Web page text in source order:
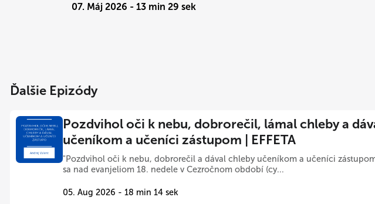
07. Máj 2026 - 13 min 29 sek
Ďalšie Epizódy
Pozdvihol oči k nebu, dobrorečil, lámal chleby a
učeníkom a učeníci zástupom | EFFETA
"Pozdvihol oči k nebu, dobrorečil a dával chleby učeníkom a učeníci
sa nad evanjeliom 18. nedele v Cezročnom období (cy...
05. Aug 2026 - 18 min 14 sek